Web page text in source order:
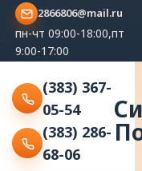
2866806@mail.ru
пн-чт 09:00-18:00,пт
9:00-17:00
(383) 367-
05-54
(383) 286-
68-06